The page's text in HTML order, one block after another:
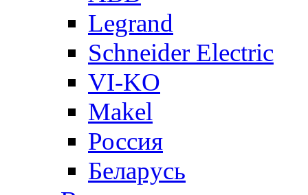
Legrand
Schneider Electric
VI-KO
Makel
Россия
Беларусь